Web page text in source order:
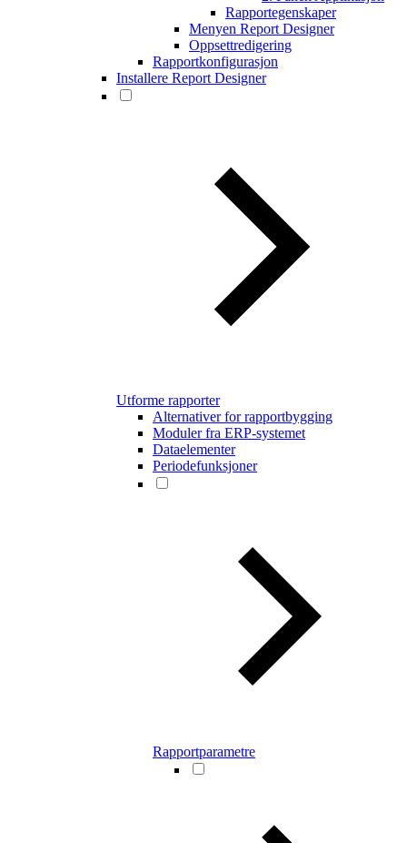
Rapportegenskaper
Menyen Report Designer
Oppsettredigering
Rapportkonfigurasjon
Installere Report Designer
Utforme rapporter
Alternativer for rapportbygging
Moduler fra ERP-systemet
Dataelementer
Periodefunksjoner
Rapportparametre